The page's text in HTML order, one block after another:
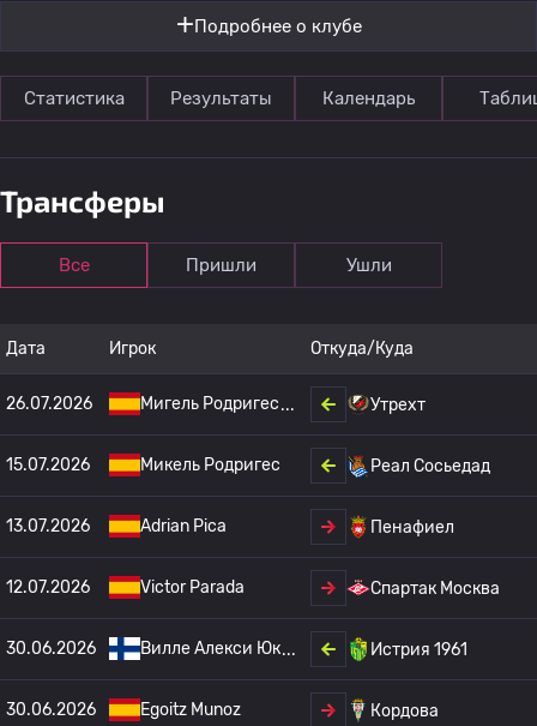
Подробнее о клубе
Статистика Результаты Календарь
Трансферы
Все Пришли Ушли
Дата Игрок Откуда/Куда
26.07.2026 Мигель Родригес Утрехт
15.07.2026 Микель Родригес Реал Сосьедад
13.07.2026 Adrian Pica Пенафиел
12.07.2026 Victor Parada Спартак Москва
30.06.2026 Вилле Алекси Юк Истрия 1961
30.06.2026 Egoitz Munoz Кордова